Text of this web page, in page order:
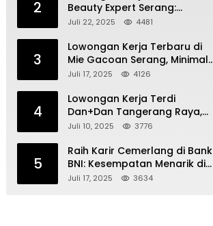
2
Beauty Expert Serang:
Bergabunglah dengan Tim
Juli 22, 2025 4481
3
Lowongan Kerja Terbaru di
Mie Gacoan Serang, Minimal
Lulusan SMA SMK Sederajat
Juli 17, 2025 4126
4
Lowongan Kerja Terdi
Dan+Dan Tangerang Raya,
Minimal Lulusan SMA SMK
Juli 10, 2025 3776
5
Raih Karir Cemerlang di Bank
BNI: Kesempatan Menarik di
Serang!
Juli 17, 2025 3634